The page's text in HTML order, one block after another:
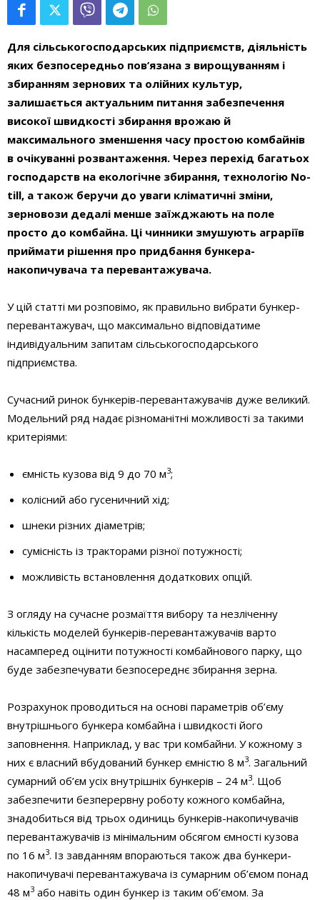
Для сільськогосподарських підприємств, діяльність
яких безпосередньо пов’язана з вирощуванням і
збиранням зернових та олійних культур,
залишається актуальним питання забезпечення
високої швидкості збирання врожаю й
максимального зменшення часу простою комбайнів
в очікуванні розвантаження. Через перехід багатьох
господарств на екологічне збирання, технологію No-
till, а також беручи до уваги кліматичні зміни,
зерновози дедалі менше заїжджають на поле
просто до комбайна. Ці чинники змушують аграріїв
приймати рішення про придбання бункера-
накопичувача та перевантажувача.
У цій статті ми розповімо, як правильно вибрати бункер-
перевантажувач, що максимально відповідатиме
індивідуальним запитам сільськогосподарського
підприємства.
Сучасний ринок бункерів-перевантажувачів дуже великий.
Модельний ряд надає різноманітні можливості за такими
критеріями:
ємність кузова від 9 до 70 м3;
колісний або гусеничний хід;
шнеки різних діаметрів;
сумісність із тракторами різної потужності;
можливість встановлення додаткових опцій.
З огляду на сучасне розмаїття вибору та незліченну
кількість моделей бункерів-перевантажувачів варто
насамперед оцінити потужності комбайнового парку, що
буде забезпечувати безпосереднє збирання зерна.
Розрахунок проводиться на основі параметрів об’єму
внутрішнього бункера комбайна і швидкості його
заповнення. Наприклад, у вас три комбайни. У кожному з
них є власний вбудований бункер ємністю 8 м3. Загальний
сумарний об’єм усіх внутрішніх бункерів – 24 м3. Щоб
забезпечити безперервну роботу кожного комбайна,
знадобиться від трьох одиниць бункерів-накопичувачів
перевантажувачів із мінімальним обсягом ємності кузова
по 16 м3. Із завданням впораються також два бункери-
накопичувачі перевантажувача із сумарним об’ємом понад
48 м3 або навіть один бункер із таким об’ємом. За